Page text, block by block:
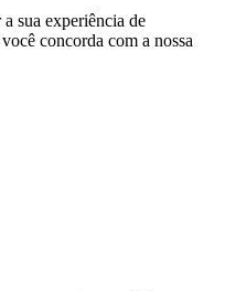
sua experiência de
concorda com a nossa